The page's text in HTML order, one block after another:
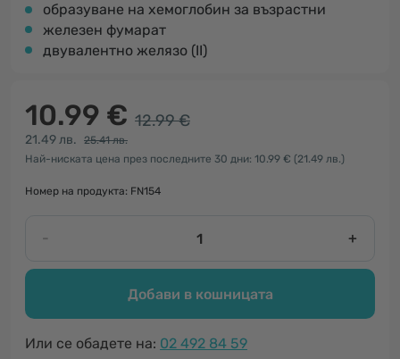
образуване на хемоглобин за възрастни
железен фумарат
двувалентно желязо (II)
10.99 € 12.99 €
21.49 лв.
25.41 лв.
Най-ниската цена през последните 30 дни: 10.99 € (21.49 лв.)
Номер на продукта: FN154
- +
Добави в кошницата
Или се обадете на: 02 492 84 59